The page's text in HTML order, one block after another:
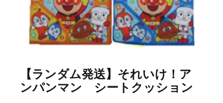
【ランダム発送】それいけ！ア
ンパンマン シートクッション